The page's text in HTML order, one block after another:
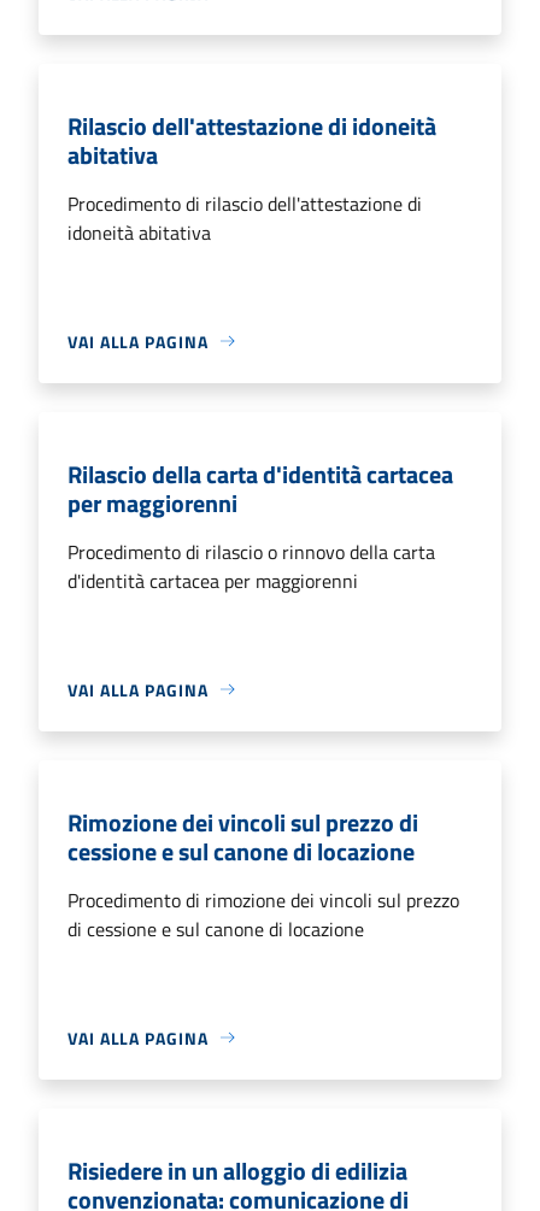
Rilascio dell'attestazione di idoneità
abitativa
Procedimento di rilascio dell'attestazione di
idoneità abitativa
VAI ALLA PAGINA
Rilascio della carta d'identità cartacea
per maggiorenni
Procedimento di rilascio o rinnovo della carta
d'identità cartacea per maggiorenni
VAI ALLA PAGINA
Rimozione dei vincoli sul prezzo di
cessione e sul canone di locazione
Procedimento di rimozione dei vincoli sul prezzo
di cessione e sul canone di locazione
VAI ALLA PAGINA
Risiedere in un alloggio di edilizia
convenzionata: comunicazione di